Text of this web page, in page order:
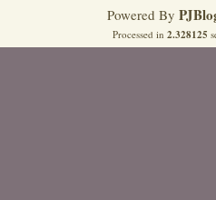
Powered By
Processed in 2.328125